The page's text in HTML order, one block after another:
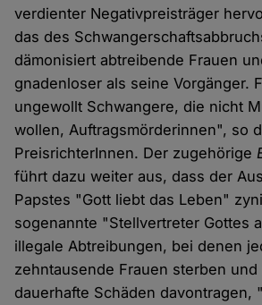
verdienter Negativpreisträger
das des
dämonisiert abtreibende Frauen
gnadenloser als seine Vorgänger.
ungewollt Schwangere, die nicht
wollen, Auftragsmörderinnen", so
PreisrichterInnen. Der zugehörige
führt dazu weiter aus, dass der
Papstes "Gott liebt das Leben"
sogenannte "Stellvertreter Gottes
illegale Abtreibungen, bei denen
zehntausende Frauen sterben
dauerhafte Schäden davontragen,